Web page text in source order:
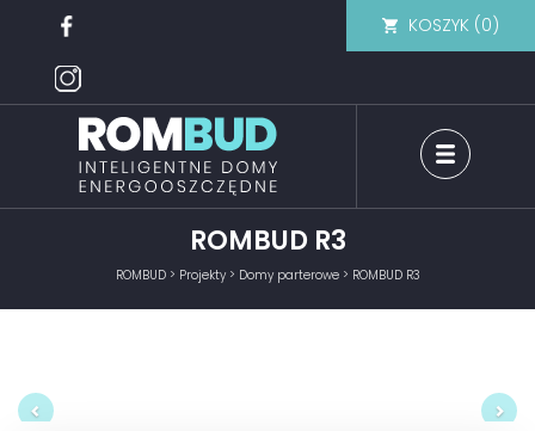
KOSZYK (0)
ROMBUD R3
ROMBUD> Projekty> Domy parterowe> ROMBUD R3
Previous